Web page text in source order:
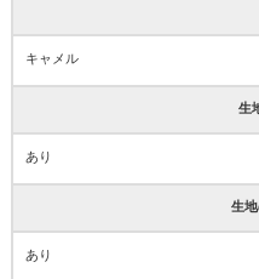
キャメル
生
あり
生
あり